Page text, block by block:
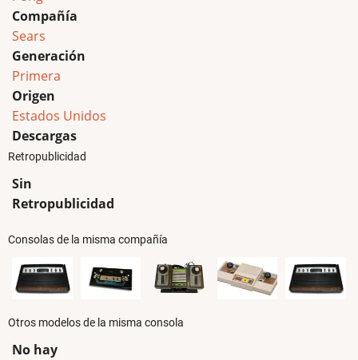
Compañía
Sears
Generación
Primera
Origen
Estados Unidos
Descargas
Retropublicidad
Sin
Retropublicidad
Consolas de la misma compañía
Otros modelos de la misma consola
No hay